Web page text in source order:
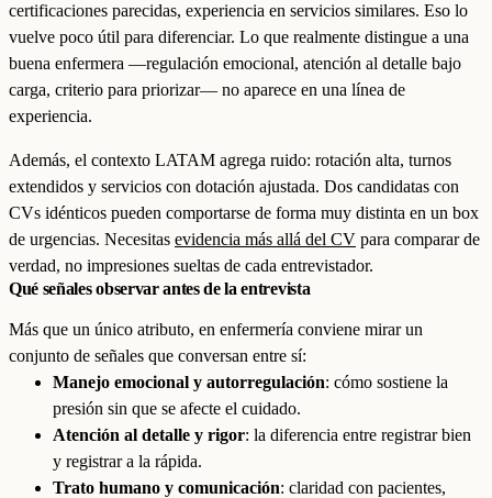
certificaciones parecidas, experiencia en servicios similares. Eso lo
vuelve poco útil para diferenciar. Lo que realmente distingue a una
buena enfermera —regulación emocional, atención al detalle bajo
carga, criterio para priorizar— no aparece en una línea de
experiencia.
Además, el contexto LATAM agrega ruido: rotación alta, turnos
extendidos y servicios con dotación ajustada. Dos candidatas con
CVs idénticos pueden comportarse de forma muy distinta en un box
de urgencias. Necesitas evidencia más allá del CV para comparar de
verdad, no impresiones sueltas de cada entrevistador.
Qué señales observar antes de la entrevista
Más que un único atributo, en enfermería conviene mirar un
conjunto de señales que conversan entre sí:
Manejo emocional y autorregulación: cómo sostiene la
presión sin que se afecte el cuidado.
Atención al detalle y rigor: la diferencia entre registrar bien
y registrar a la rápida.
Trato humano y comunicación: claridad con pacientes,